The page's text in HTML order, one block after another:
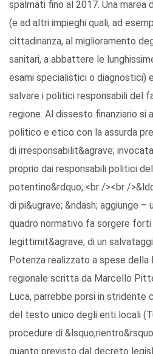
spalmati fino al 2017. Una
(e ad altri impieghi quali, ad
cittadinanza, al miglioramento
sanitari, a abbattere le
esami specialistici o diagnostici)
salvare i politici responsabili del
regione. Al dissesto finanziario si
politico e etico con la assurda
di irresponsabilit&agrave;
proprio dai responsabili politici
potentino&rdquo;.<br /><br /
di pi&ugrave; &ndash; aggiunge –
quadro normativo fa sorgere
legittimit&agrave; di un
Potenza realizzato a spese della
regionale scritta da Marcello
Luca, parrebbe porsi in stridente
del testo unico degli enti locali
procedure di
quanto previsto dal decreto